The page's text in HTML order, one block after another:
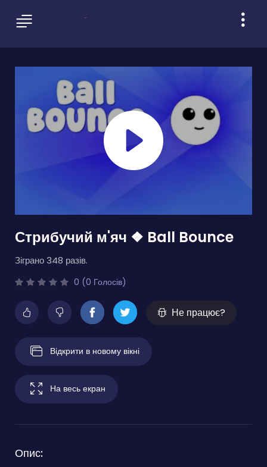
Стрибучий м'яч ❖ Ball Bounce
Зіграно 348 разів.
0 (0 Голосів)
Не працює?
Відкрити в новому вікні
На весь екран
Опис: